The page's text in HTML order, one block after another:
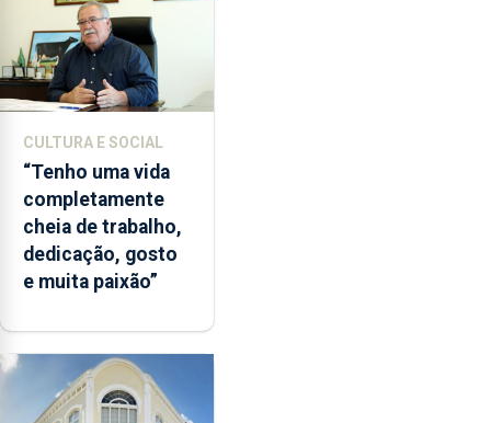
CULTURA E SOCIAL
“Tenho uma vida
completamente
cheia de trabalho,
dedicação, gosto
e muita paixão”